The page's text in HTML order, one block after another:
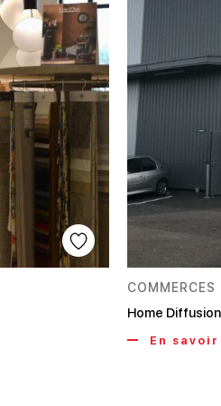
COMMERCES
Home Diffusion
En